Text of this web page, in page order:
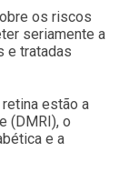
os riscos
seriamente a
e tratadas
estão a
(DMRI), o
e a